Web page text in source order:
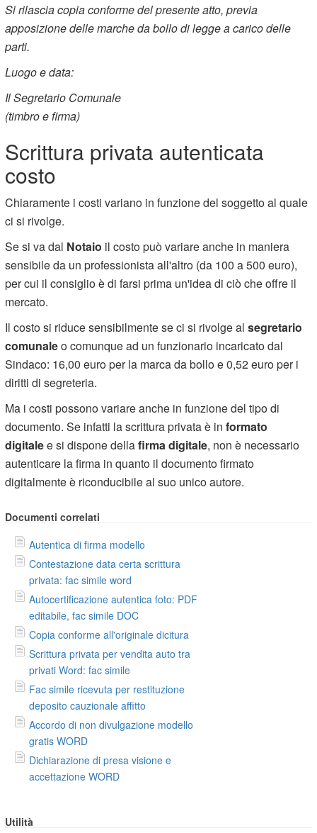
Si rilascia copia conforme del presente atto, previa
apposizione delle marche da bollo di legge a carico delle
parti.
Luogo e data:
Il Segretario Comunale
(timbro e firma)
Scrittura privata autenticata
costo
Chiaramente i costi variano in funzione del soggetto al quale
ci si rivolge.
Se si va dal Notaio il costo può variare anche in maniera
sensibile da un professionista all'altro (da 100 a 500 euro),
per cui il consiglio è di farsi prima un'idea di ciò che offre il
mercato.
Il costo si riduce sensibilmente se ci si rivolge alsegretario
comunaleo comunque ad un funzionario incaricato dal
Sindaco: 16,00 euro per la marca da bollo e 0,52 euro per i
diritti di segreteria.
Ma i costi possono variare anche in funzione del tipo di
documento. Se infatti la scrittura privata è informato
digitalee si dispone dellafirma digitale, non è necessario
autenticare la firma in quanto il documento firmato
digitalmente è riconducibile al suo unico autore.
Documenti correlati
Autentica di firma modello
Contestazione data certa scrittura
privata: fac simile word
Autocertificazione autentica foto: PDF
editabile, fac simile DOC
Copia conforme all'originale dicitura
Scrittura privata per vendita auto tra
privati Word: fac simile
Fac simile ricevuta per restituzione
deposito cauzionale affitto
Accordo di non divulgazione modello
gratis WORD
Dichiarazione di presa visione e
accettazione WORD
Utilità